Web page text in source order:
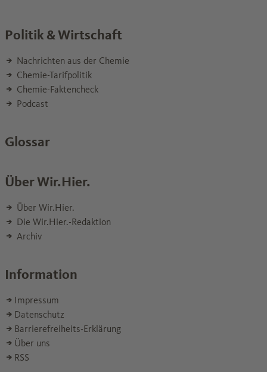
Politik & Wirtschaft
Nachrichten aus der Chemie
Chemie-Tarifpolitik
Chemie-Faktencheck
Podcast
Glossar
Über Wir.Hier.
Über Wir.Hier.
Die Wir.Hier.-Redaktion
Archiv
Information
Impressum
Datenschutz
Barrierefreiheits-Erklärung
Über uns
RSS